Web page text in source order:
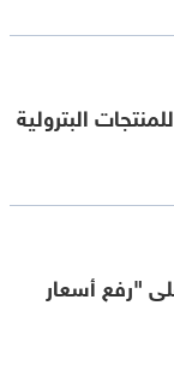
البترولية
"رفع أسعار